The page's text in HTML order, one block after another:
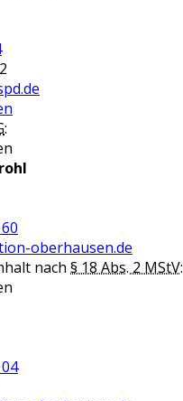
:
oberhausen.de
nach § 18 Abs. 2 MStV: